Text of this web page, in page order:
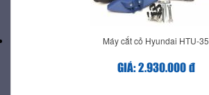
Máy cắt cỏ Hyundai HTU-35
GIÁ: 2.930.000 đ